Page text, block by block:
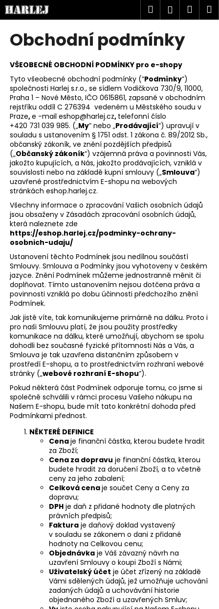
Přejít
na
obsah
Hledat
Obchodní podmínky
VŠEOBECNÉ OBCHODNÍ PODMÍNKY pro e-shopy
Tyto všeobecné obchodní podmínky (“Podmínky”)
společnosti Harlej s.r.o., se sídlem Vodičkova 730/9, 11000,
Praha 1 – Nové Město, IČO 0615861, zapsané v obchodním
rejstříku oddíl C 276394 vedeném u Městského soudu v
Praze,e -mail eshop@harlej.cz, telefonní číslo
+420 731 039 985. („My” nebo „Prodávající”) upravují v
souladu s ustanovením § 1751 odst. 1 zákona č. 89/2012 Sb.,
občanský zákoník, ve znění pozdějších předpisů
(„Občanský zákoník“) vzájemná práva a povinnosti Vás,
jakožto kupujících, a Nás, jakožto prodávajících, vzniklá v
souvislosti nebo na základě kupní smlouvy („Smlouva“)
uzavřené prostřednictvím E-shopu na webových
stránkách eshop.harlej.cz.
Všechny informace o zpracování Vašich osobních údajů
jsou obsaženy v Zásadách zpracování osobních údajů,
která naleznete zde
https://eshop.harlej.cz/podminky-ochrany-
osobnich-udaju/
Ustanovení těchto Podmínek jsou nedílnou součástí
Smlouvy. Smlouva a Podmínky jsou vyhotoveny v českém
jazyce. Znění Podmínek můžeme jednostranně měnit či
doplňovat. Tímto ustanovením nejsou dotčena práva a
povinnosti vzniklá po dobu účinnosti předchozího znění
Podmínek.
Jak jistě víte, tak komunikujeme primárně na dálku. Proto i
pro naši Smlouvu platí, že jsou použity prostředky
komunikace na dálku, které umožňují, abychom se spolu
dohodli bez současné fyzické přítomnosti Nás a Vás, a
Smlouva je tak uzavřena distančním způsobem v
prostředí E-shopu, a to prostřednictvím rozhraní webové
stránky („webové rozhraní E-shopu“).
Pokud některá část Podmínek odporuje tomu, co jsme si
společně schválili v rámci procesu Vašeho nákupu na
Našem E-shopu, bude mít tato konkrétní dohoda před
Podmínkami přednost.
NĚKTERÉ DEFINICE
Cenaje finanční částka, kterou budete hradit
za Zboží;
Cena za dopravu je finanční částka, kterou
budete hradit za doručení Zboží, a to včetně
ceny za jeho zabalení;
Celková cenaje součet Ceny a Ceny za
dopravu;
DPH je daň z přidané hodnoty dle platných
právních předpisů;
Faktura je daňový doklad vystavený
v souladu se zákonem o dani z přidané
hodnoty na Celkovou cenu;
Objednávka je Váš závazný návrh na
uzavření Smlouvy o koupi Zboží s Námi;
Uživatelský účet je účet zřízený na základě
Vámi sdělených údajů, jež umožňuje uchování
zadaných údajů a uchovávání historie
objednaného Zboží a uzavřených Smluv;
K
o
o
p
o
t
ř
e
b
u
j
e
t
e
n
a
j
í
t
?
HLEDAT
D
o
p
o
r